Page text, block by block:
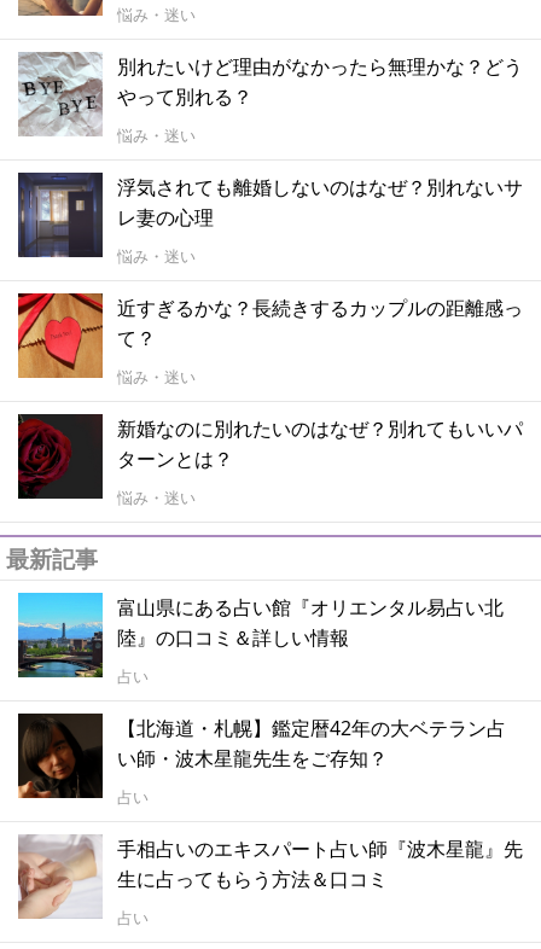
悩み・迷い
別れたいけど理由がなかったら無理かな？どう
やって別れる？
悩み・迷い
浮気されても離婚しないのはなぜ？別れないサ
レ妻の心理
悩み・迷い
近すぎるかな？長続きするカップルの距離感っ
て？
悩み・迷い
新婚なのに別れたいのはなぜ？別れてもいいパ
ターンとは？
悩み・迷い
最新記事
富山県にある占い館『オリエンタル易占い北
陸』の口コミ＆詳しい情報
占い
【北海道・札幌】鑑定暦42年の大ベテラン占
い師・波木星龍先生をご存知？
占い
手相占いのエキスパート占い師『波木星龍』先
生に占ってもらう方法＆口コミ
占い